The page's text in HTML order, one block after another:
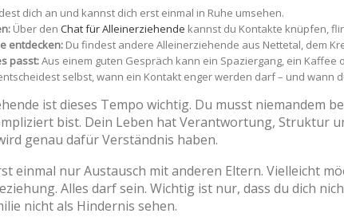
dich an und kannst dich erst einmal in Ruhe umsehen.
Über den Chat für Alleinerziehende kannst du Kontakte knüpfen,
entdecken: Du findest andere Alleinerziehende aus Nettetal, dem
passt:Aus einem guten Gespräch kann ein Spaziergang, ein Kaffee
selbst, wann ein Kontakt enger werden darf – und wann
ist dieses Tempo wichtig. Du musst niemandem
bist. Dein Leben hat Verantwortung, Struktur
genau dafür Verständnis haben.
einmal nur Austausch mit anderen Eltern. Vielleicht
Alles darf sein. Wichtig ist nur, dass du dich
nicht als Hindernis sehen.